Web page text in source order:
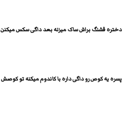
دختره قشنگ براش ساک میزنه بعد داگی سکس میکنن
پسره یه کوص رو داگی داره با کاندوم میکنه تو کوصش